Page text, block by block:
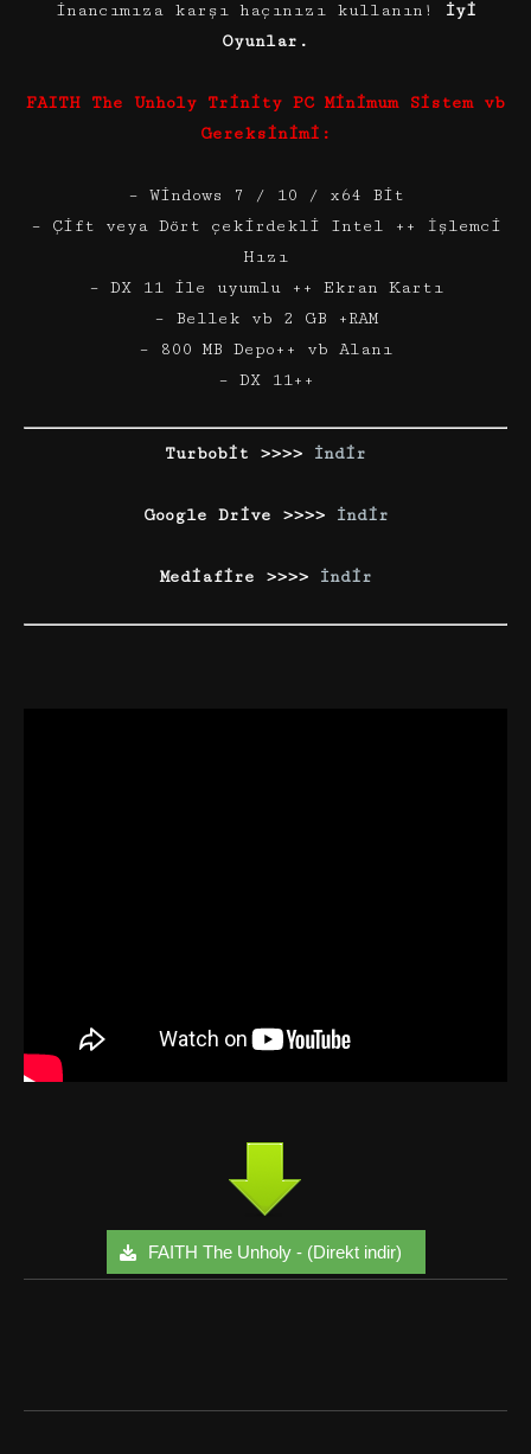
inancımıza karşı haçınızı kullanın!
İyi
Oyunlar.
FAITH The Unholy Trinity PC Minimum Sistem vb
Gereksinimi:
– Windows 7 / 10 / x64 Bit
– Çift veya Dört çekirdekli Intel ++ İşlemci
Hızı
– DX 11 ile uyumlu ++ Ekran Kartı
– Bellek vb 2 GB +RAM
– 800 MB Depo++ vb Alanı
– DX 11++
Turbobit >>>> İndir
Google Drive >>>>İndir
Mediafire >>>> İndir
FAITH The Unholy - (Direkt indir)